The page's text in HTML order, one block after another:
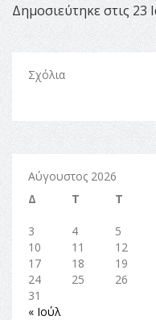
Δημοσιεύτηκε στις 23
Σχόλια
Αύγουστος 2026
Δ
Τ Τ
3
4 5
10
11 12
17
18 19
24
25 26
31
« Ιούλ